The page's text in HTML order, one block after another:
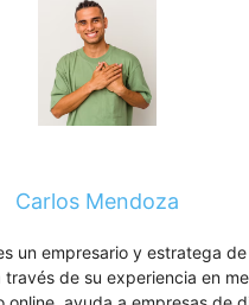
Carlos Mendoza
un empresario y estratega
de su experiencia en